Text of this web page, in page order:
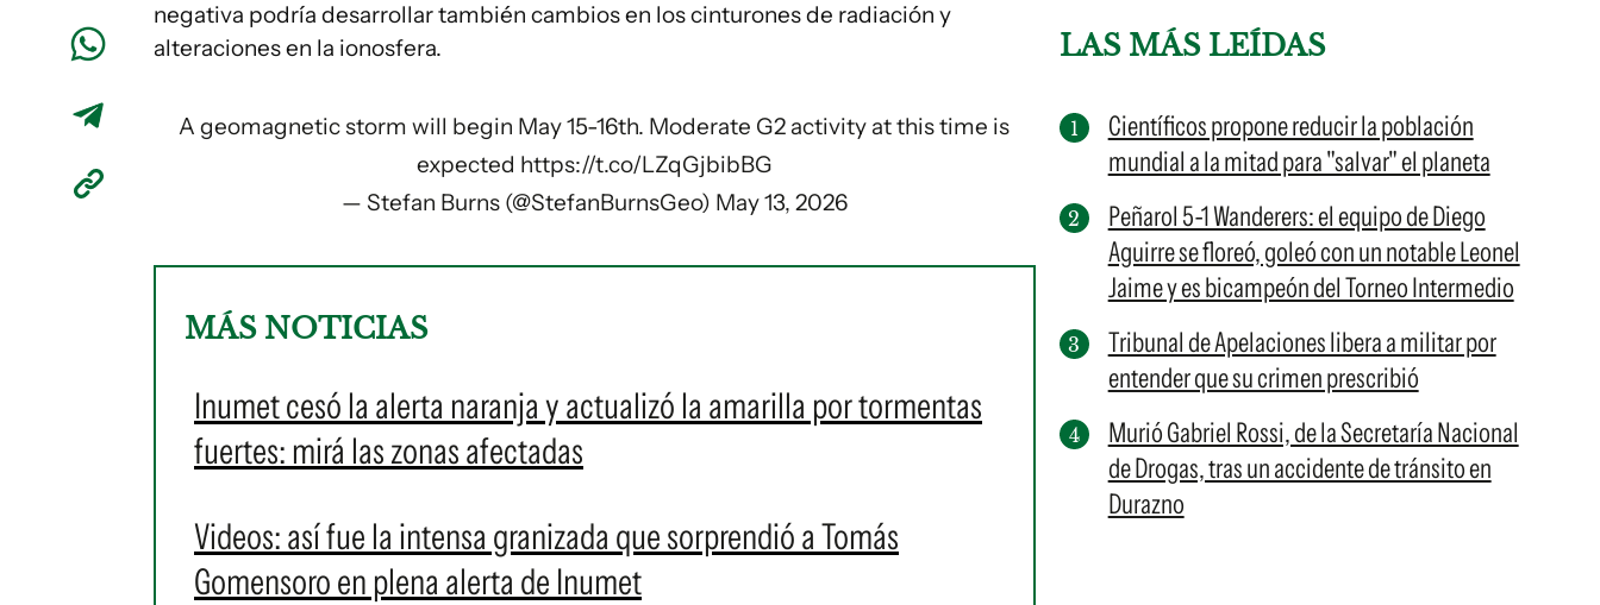
negativa podría desarrollar también cambios en los cinturones de radiación y
alteraciones en la ionosfera.
A geomagnetic storm will begin May 15-16th. Moderate G2 activity at this time is
expected https://t.co/LZqGjbibBG
— Stefan Burns (@StefanBurnsGeo) May 13, 2026
MÁS NOTICIAS
Inumet cesó la alerta naranja y actualizó la amarilla por tormentas
fuertes: mirá las zonas afectadas
Videos: así fue la intensa granizada que sorprendió a Tomás
Gomensoro en plena alerta de Inumet
LAS MÁS LEÍDAS
Científicos propone reducir la población
mundial a la mitad para "salvar" el planeta
Peñarol 5-1 Wanderers: el equipo de Diego
Aguirre se floreó, goleó con un notable Leonel
Jaime y es bicampeón del Torneo Intermedio
Tribunal de Apelaciones libera a militar por
entender que su crimen prescribió
Murió Gabriel Rossi, de la Secretaría Nacional
de Drogas, tras un accidente de tránsito en
Durazno